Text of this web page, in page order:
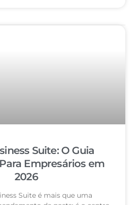
Suite: O Guia
Empresários em
2026
Suite é mais que uma